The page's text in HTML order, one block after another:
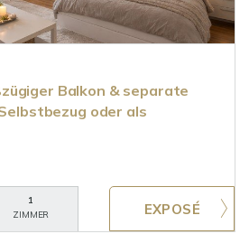
Balkon & separate
oder als
1
ZIMMER